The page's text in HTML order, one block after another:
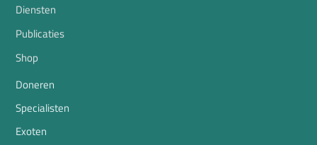
Diensten
Publicaties
Shop
Doneren
Specialisten
Exoten